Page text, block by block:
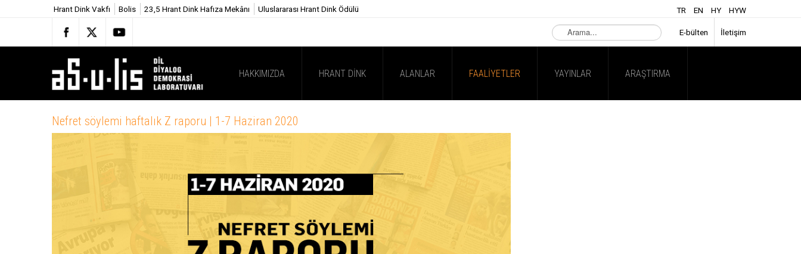
Hrant Dink Vakfı Bolis 23,5 Hrant Dink Hafıza Mekânı Uluslararası Hrant Dink Ödülü TR EN HY HYW
Arama...
E-bülten İletişim
HAKKIMIZDA HRANT DINK ALANLAR FAALIYETLER YAYINLAR ARAŞTIRMA
Nefret söylemi haftalık Z raporu | 1-7 Haziran 2020